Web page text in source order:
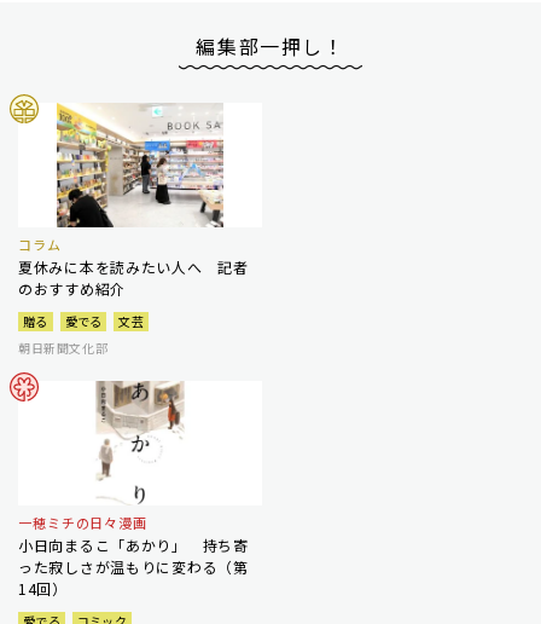
編集部一押し！
コラム
夏休みに本を読みたい人へ 記者
のおすすめ紹介
贈る 愛でる
文芸
朝日新聞文化部
一穂ミチの日々漫画
小日向まるこ「あかり」 持ち寄
った寂しさが温もりに変わる（第
14回）